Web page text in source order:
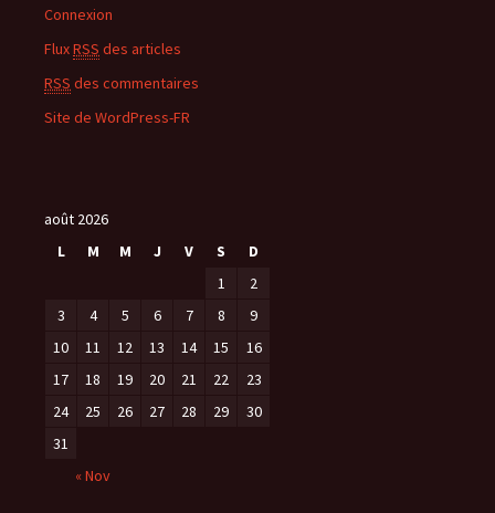
Connexion
FluxRSS des articles
RSS des commentaires
Site de WordPress-FR
août 2026
L
M M J V S D
« Nov
1
2
3
4 5 6 7 8
9
10
11 12 13 14 15
16
17
18 19 20 21 22
23
24
25 26 27 28 29
30
31